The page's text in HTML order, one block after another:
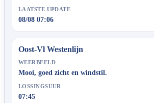
LAATSTE UPDATE
08/08 07:06
Oost-Vl Westenlijn
WEERBEELD
Mooi, goed zicht en windstil.
LOSSINGSUUR
07:45